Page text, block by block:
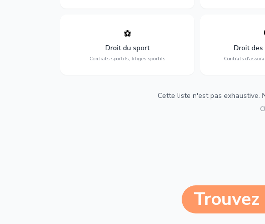
⚽
Droit du sport
Contrats sportifs, litiges sportifs
Expertise en droit sportif : contrats de
sportifs, transferts, sponsoring et
contentieux.
Droit des
Contrats
Défense de
d'assurance,
Cette liste n'est pas exhaustive.